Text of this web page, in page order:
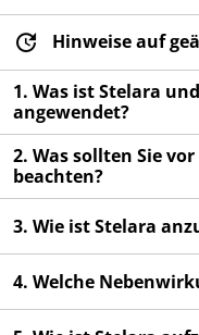
Wenn Sie
an Ihren Arzt
Dieses
verschrieben.
Es kann
diese die
Wenn Sie
sich an Ihren
Hinweise auf
1. Was ist Stelara
angewendet?
2. Was sollten Sie
beachten?
3. Wie ist Stelara
4. Welche